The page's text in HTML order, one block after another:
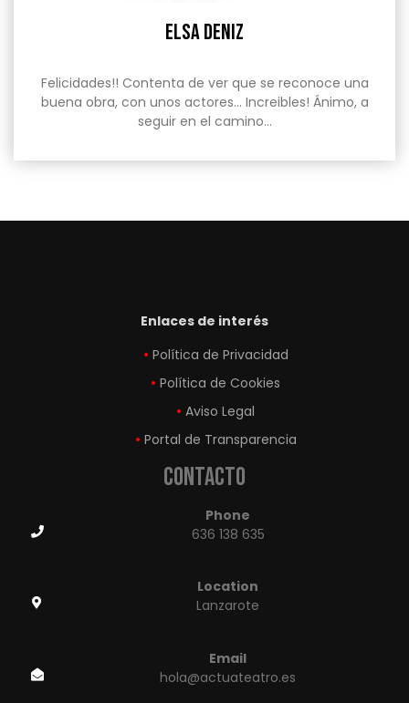
Elsa Deniz
Felicidades!! Contenta de ver que se reconoce una
buena obra, con unos actores… Increibles! Ánimo, a
seguir en el camino…
Enlaces de interés
Política de Privacidad
Política de Cookies
Aviso Legal
Portal de Transparencia
Contacto
Phone
636 138 635
Location
Lanzarote
Email
hola@actuateatro.es